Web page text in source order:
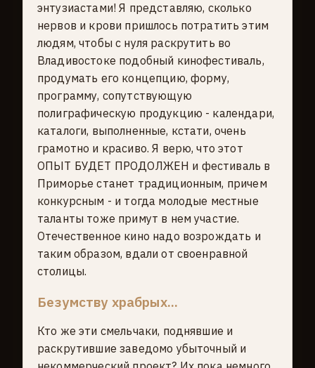
энтузиастами! Я представляю, сколько
нервов и крови пришлось потратить этим
людям, чтобы с нуля раскрутить во
Владивостоке подобный кинофестиваль,
продумать его концепцию, форму,
программу, сопутствующую
полиграфическую продукцию - календари,
каталоги, выполненные, кстати, очень
грамотно и красиво. Я верю, что этот
ОПЫТ БУДЕТ ПРОДОЛЖЕН и фестиваль в
Приморье станет традиционным, причем
конкурсным - и тогда молодые местные
таланты тоже примут в нем участие.
Отечественное кино надо возрождать и
таким образом, вдали от своенравной
столицы.
Безумству храбрых...
Кто же эти смельчаки, поднявшие и
раскрутившие заведомо убыточный и